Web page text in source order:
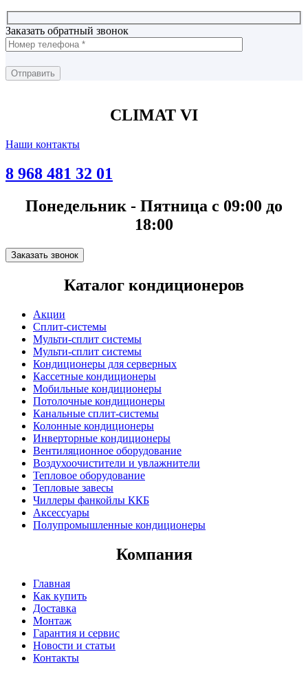
Заказать обратный звонок
CLIMAT VI
Наши контакты
8 968 481 32 01
Понедельник - Пятница с 09:00 до
18:00
Заказать звонок
Каталог кондиционеров
Акции
Сплит-системы
Мульти-сплит системы
Мульти-сплит системы
Кондиционеры для серверных
Кассетные кондиционеры
Мобильные кондиционеры
Потолочные кондиционеры
Канальные сплит-системы
Колонные кондиционеры
Инверторные кондиционеры
Вентиляционное оборудование
Воздухоочистители и увлажнители
Тепловое оборудование
Тепловые завесы
Чиллеры фанкойлы ККБ
Аксессуары
Полупромышленные кондиционеры
Компания
Главная
Как купить
Доставка
Монтаж
Гарантия и сервис
Новости и статьи
Контакты